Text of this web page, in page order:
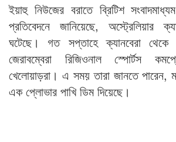
ইয়াহু নিউজের বরাতে ব্রিটিশ
প্রতিবেদনে জানিয়েছে, অস্ট্রেলিয়ার
ঘটেছে। গত সপ্তাহে ক্যানবেরা থেকে
জেরাবম্বেরা রিজিওনাল স্পোর্টস
খেলোয়াড়রা। এ সময় তারা জানতে পারেন,
এক প্লোভার পাখি ডিম দিয়েছে।